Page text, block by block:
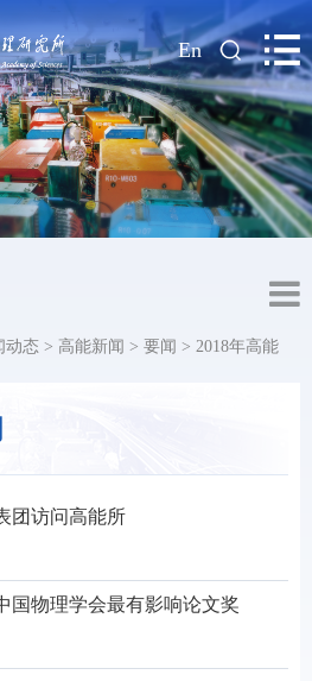
| En
动态 > 高能新闻 > 要闻 > 2018年高能
团访问高能所
国物理学会最有影响论文奖